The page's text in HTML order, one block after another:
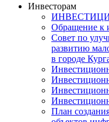
Инвесторам
Обращение к
Совет по
развитию
в городе
План